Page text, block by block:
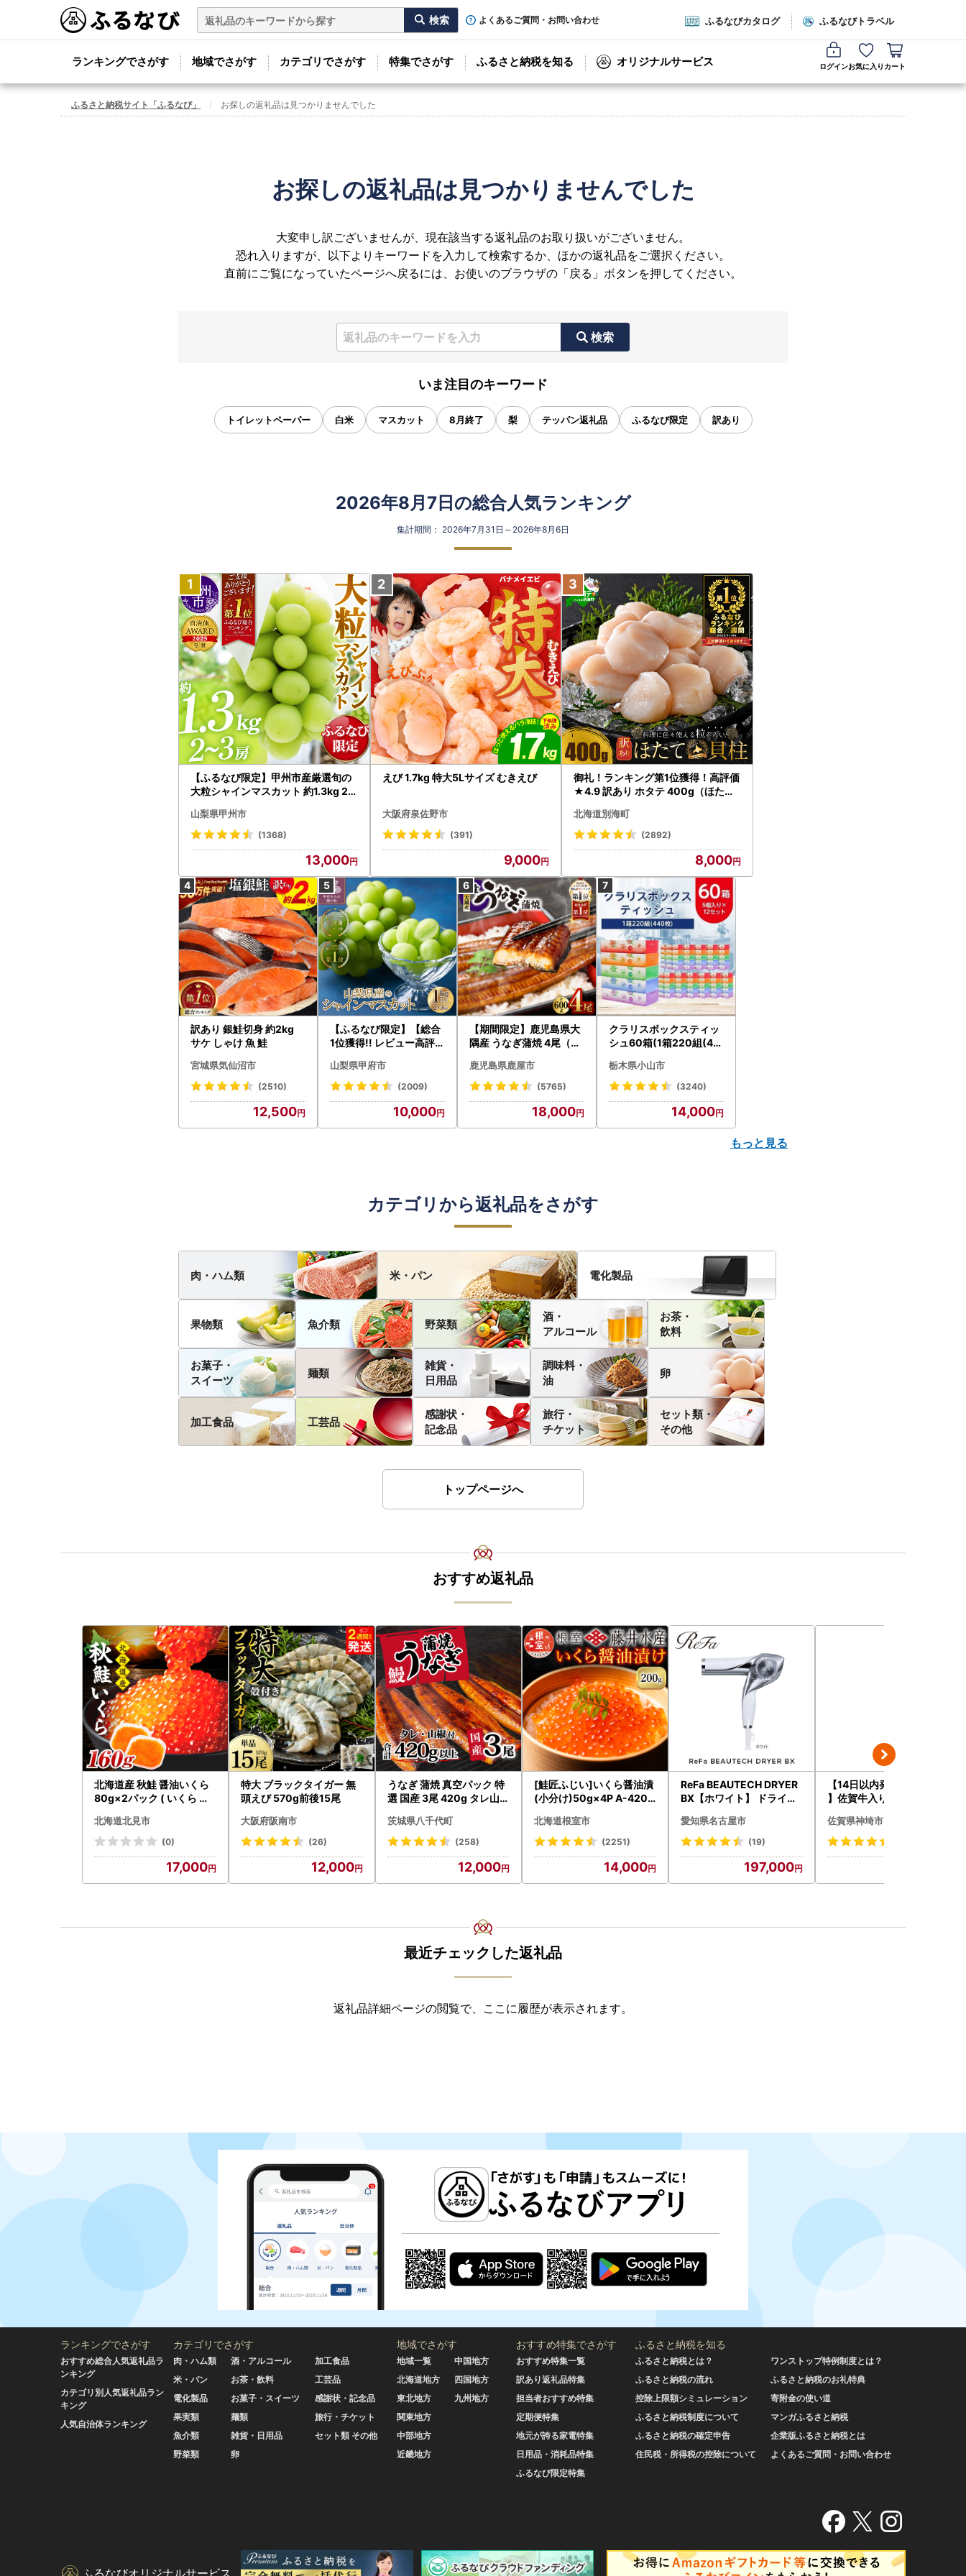
よくあるご質問・お問い合わせ ふるなびカタログ ふるなびトラベル
ランキングでさがす 地域でさがす カテゴリでさがす 特集でさがす ふるさと納税を知る オリジナルサービス ログインお気に入り カート
ふるさと納税サイト「ふるなび」 お探しの返礼品は見つかりませんでした
お探しの返礼品は見つかりませんでした
大変申し訳ございませんが、現在該当する返礼品のお取り扱いがございません。
恐れ入りますが、以下よりキーワードを入力して検索するか、ほかの返礼品をご選択ください。
直前にご覧になっていたページへ戻るには、お使いのブラウザの「戻る」ボタンを押してください。
検索
いま注目のキーワード
トイレットペーパー 白米 マスカット 8月終了 梨 テッパン返礼品 ふるなび限定 訳あり
2026年8月7日の総合人気ランキング
集計期間： 2026年7月31日～2026年8月6日
【ふるなび限定】甲州市産厳選旬の
大粒シャインマスカット 約1.3kg 2
472 FN-Limited-VO シャインマス
カット フルーツ
山梨県甲州市
(1368)
13,000
えび 1.7kg 特大5Lサイズ むきえび
大阪府泉佐野市
(391)
9,000
御礼！ランキング第1位獲得！高評価
★4.9 訳あり ホタテ 400g（ほたて
北海道別海町
(2892)
8,000
訳あり 銀鮭切身 約2kg
サケ しゃけ 魚 鮭
宮城県気仙沼市
(2510)
12,500
【ふるなび限定】【総合
1位獲得!! レビュー高評価
〉山梨県産 シャインマス
カット 2～3房（1.0kg以
N-Limited-SP
山梨県甲府市
(2009)
10,000
【期間限定】鹿児島県大
隅産 うなぎ蒲焼 4尾（60
cp18 うなぎ 鰻 魚 惣菜 総
菜
鹿児島県鹿屋市
(5765)
18,000
クラリスボックスティッ
シュ60箱(1箱220組(44
ト)【配送不可地域：離島
・沖縄県】【1256759】
栃木県小山市
(3240)
14,000
もっと見る
カテゴリから返礼品をさがす
肉・ハム類 米・パン 電化製品
果物類 魚介類 野菜類
酒・
アルコール
お茶・
飲料
お菓子・
スイーツ
麺類
雑貨・
日用品
調味料・
油
卵
加工食品 工芸品
感謝状・
記念品
旅行・
チケット
セット類・
その他
トップページへ
おすすめ返礼品
北海道産 秋鮭 醤油いくら
80g×2パック ( いくら イ
くら 醤油漬け パック 北海
道産 ふるさと納税 秋鮭 )【
北海道北見市
(0)
17,000
特大 ブラックタイガー 無
頭えび 570g前後15尾
大阪府阪南市
(26)
12,000
うなぎ 蒲焼 真空パック 特
選 国産 3尾 420g タレ山椒
あり 茨城 ウナギ 鰻 個包装
人気 美味しい 小分け 八千
茨城県八千代町
(258)
12,000
[鮭匠ふじい]いくら醤油漬
(小分け)50g×4P A-4209
北海道根室市
(2251)
14,000
ReFa BEAUTECH DRYER
BX【ホワイト】 ドライヤ
ファ
愛知県名古屋市
(19)
197,000
【14日以内発送！数量限定
】佐賀牛入り ハンバーグ 2
083106)
佐賀県神埼市
最近チェックした返礼品
返礼品詳細ページの閲覧で、ここに履歴が表示されます。
ランキングでさがす
おすすめ総合人気返礼品ラ
ンキング
カテゴリ別人気返礼品ラン
キング
人気自治体ランキング
カテゴリでさがす
肉・ハム類
米・パン
電化製品
果実類
魚介類
野菜類
酒・アルコール
お茶・飲料
お菓子・スイーツ
麺類
雑貨・日用品
卵
加工食品
工芸品
感謝状・記念品
旅行・チケット
セット類 その他
地域でさがす
地域一覧
北海道地方
東北地方
関東地方
中部地方
近畿地方
中国地方
四国地方
九州地方
おすすめ特集でさがす
おすすめ特集一覧
訳あり返礼品特集
担当者おすすめ特集
定期便特集
地元が誇る家電特集
日用品・消耗品特集
ふるなび限定特集
ふるさと納税を知る
ふるさと納税とは？
ふるさと納税の流れ
控除上限額シミュレーション
ふるさと納税制度について
ふるさと納税の確定申告
住民税・所得税の控除について
ワンストップ特例制度とは？
ふるさと納税のお礼特典
寄附金の使い道
マンガふるさと納税
企業版ふるさと納税とは
よくあるご質問・お問い合わせ